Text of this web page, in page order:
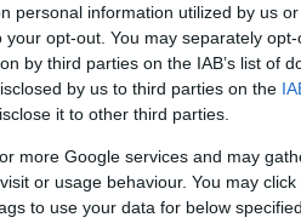
personal information utilized by us
opt-out. You may separately
by third parties on the IAB’s list of
by us to third parties on the
it to other third parties.
more Google services and may
or usage behaviour. You may
to use your data for below
meg, és nem
bevallási
válik.